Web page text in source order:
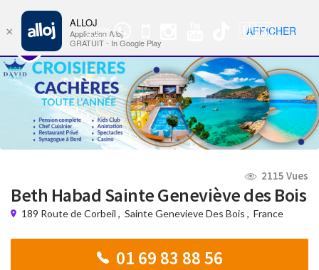
Groupe
WhatsApp
🇺🇸 Nav
2115 Vues
Beth Habad Sainte Geneviève des Bois
189 Route de Corbeil , Sainte Genevieve Des Bois , France
01 69 83 88 56
×
ALLOJ
Application Alloj
GRATUIT - In Google Play
AFFICHER